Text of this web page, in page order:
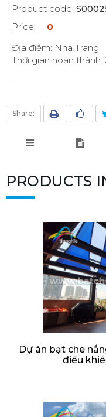
Product code:
Price:
0
Địa điểm: Nha Trang
Thời gian hoàn thành:
Share:
PRODUCTS
Dự án bạt che
điều